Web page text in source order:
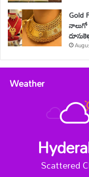
Gold
నాలుగో
Weather
Scattered